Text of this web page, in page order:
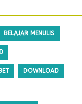
BELAJAR MENULIS
DOWNLOAD